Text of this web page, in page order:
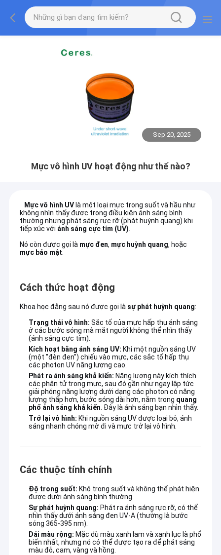
Sep 20, 2025
Mực vô hình UV hoạt động như thế nào?
Mực vô hình UVlà một loại mực trong suốt và hầu như
không nhìn thấy được trong điều kiện ánh sáng bình
thường nhưng phát sáng rực rỡ (phát huỳnh quang) khi
tiếp xúc với ánh sáng cực tím (UV).
Nó còn được gọi là mực đen, mực huỳnh quang, hoặc
mực bảo mật.
Cách thức hoạt động
Khoa học đằng sau nó được gọi là sự phát huỳnh quang:
Trạng thái vô hình: Sắc tố của mực hấp thụ ánh sáng
ở các bước sóng mà mắt người không thể nhìn thấy
(ánh sáng cực tím).
Kích hoạt bằng ánh sáng UV: Khi một nguồn sáng UV
(một "đèn đen") chiếu vào mực, các sắc tố hấp thụ
các photon UV năng lượng cao.
Phát ra ánh sáng khả kiến: Năng lượng này kích thích
các phân tử trong mực, sau đó gần như ngay lập tức
giải phóng năng lượng dưới dạng các photon có năng
lượng thấp hơn, bước sóng dài hơn, nằm trong quang
phổ ánh sáng khả kiến. Đây là ánh sáng bạn nhìn thấy.
Trở lại vô hình: Khi nguồn sáng UV được loại bỏ, ánh
sáng nhanh chóng mờ đi và mực trở lại vô hình.
Các thuộc tính chính
Độ trong suốt: Khô trong suốt và không thể phát hiện
được dưới ánh sáng bình thường.
Sự phát huỳnh quang: Phát ra ánh sáng rực rỡ, có thể
nhìn thấy dưới ánh sáng đen UV-A (thường là bước
sóng 365-395 nm).
Dải màu rộng: Mặc dù màu xanh lam và xanh lục là phổ
biến nhất, nhưng nó có thể được tạo ra để phát sáng
màu đỏ, cam, vàng và hồng.